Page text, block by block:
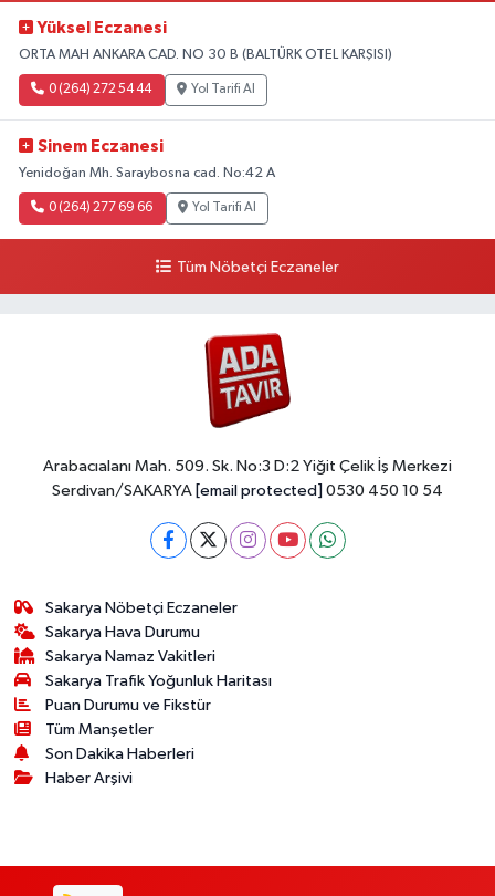
Yüksel Eczanesi
ORTA MAH ANKARA CAD. NO 30 B (BALTÜRK OTEL KARŞISI)
0 (264) 272 54 44 Yol Tarifi Al
Sinem Eczanesi
Yenidoğan Mh. Saraybosna cad. No:42 A
0 (264) 277 69 66 Yol Tarifi Al
Tüm Nöbetçi Eczaneler
Arabacıalanı Mah. 509. Sk. No:3 D:2 Yiğit Çelik İş Merkezi
Serdivan/SAKARYA [email protected] 0530 450 10 54
Sakarya Nöbetçi Eczaneler
Sakarya Hava Durumu
Sakarya Namaz Vakitleri
Sakarya Trafik Yoğunluk Haritası
Puan Durumu ve Fikstür
Tüm Manşetler
Son Dakika Haberleri
Haber Arşivi